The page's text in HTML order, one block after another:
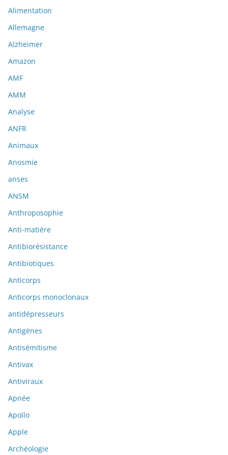
Alimentation
Allemagne
Alzheimer
Amazon
AMF
AMM
Analyse
ANFR
Animaux
Anosmie
anses
ANSM
Anthroposophie
Anti-matière
Antibiorésistance
Antibiotiques
Anticorps
Anticorps monoclonaux
antidépresseurs
Antigènes
Antisémitisme
Antivax
Antiviraux
Apnée
Apollo
Apple
Archéologie